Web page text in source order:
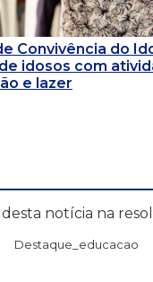
Convivência do
idosos com
e lazer
desta notícia na
Destaque_educacao